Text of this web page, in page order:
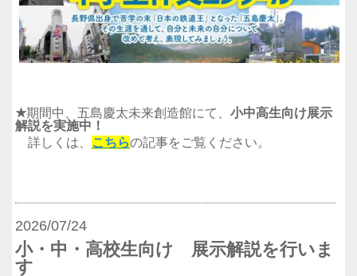
★期間中、五島慶太未来創造館にて、小中高生向け展示
解説を実施中！
詳しくは、
こちらの記事をご覧ください。
2026/07/24
小・中・高校生向け 展示解説を行いま
す